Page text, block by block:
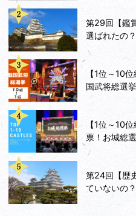
第29回【鑑
選ばれたの
【1位～10
国武将総選
【1位～10
票！お城総
第24回【歴
ていないの？